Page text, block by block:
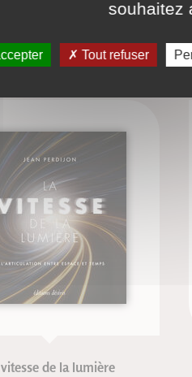
CONNAISSEZ-
de la lumière
souhaitez
Tout refuser